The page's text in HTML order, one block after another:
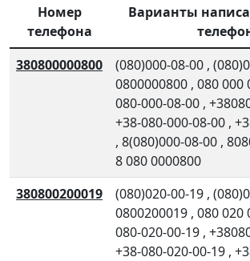
Номер
телефона
Варианты
380800000800
(080)000-08-00 ,
0800000800 , 080 000
080-000-08-00 ,
+38-080-000-08-00 ,
, 8(080)000-08-00 ,
8 080 0000800
380800200019
(080)020-00-19 ,
0800200019 , 080 020
080-020-00-19 ,
+38-080-020-00-19 ,